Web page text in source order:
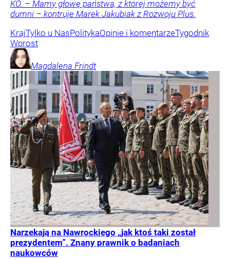
KO. – Mamy głowę państwa, z której możemy być
dumni – kontruje Marek Jakubiak z Rozwoju Plus.
KrajTylko u NasPolitykaOpinie i komentarzeTygodnik
Wprost
Magdalena Frindt
Narzekają na Nawrockiego „jak ktoś taki został
prezydentem”. Znany prawnik o badaniach
naukowców